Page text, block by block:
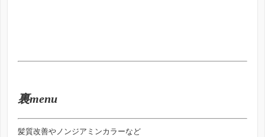
裏menu
髪質改善やノンジアミンカラーなど